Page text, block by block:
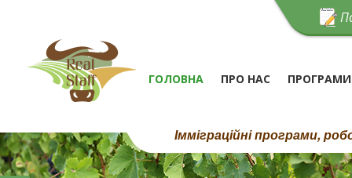
ГОЛОВНА ПРО НАС ПРОГРАМИ
Імміграційні програми,